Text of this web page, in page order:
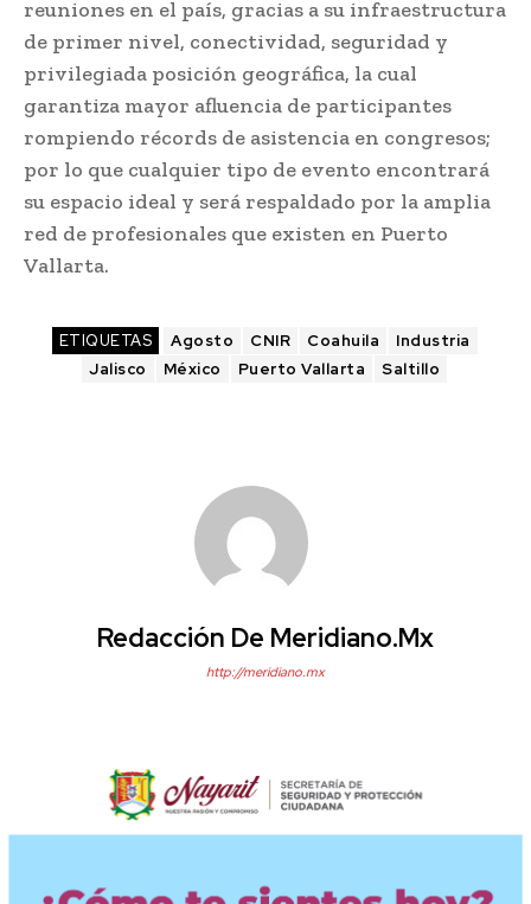
reuniones en el país, gracias a su infraestructura
de primer nivel, conectividad, seguridad y
privilegiada posición geográfica, la cual
garantiza mayor afluencia de participantes
rompiendo récords de asistencia en congresos;
por lo que cualquier tipo de evento encontrará
su espacio ideal y será respaldado por la amplia
red de profesionales que existen en Puerto
Vallarta.
ETIQUETAS Agosto CNIR Coahuila
Industria
Jalisco
México Puerto Vallarta Saltillo
Redacción De Meridiano.mx
http://meridiano.mx